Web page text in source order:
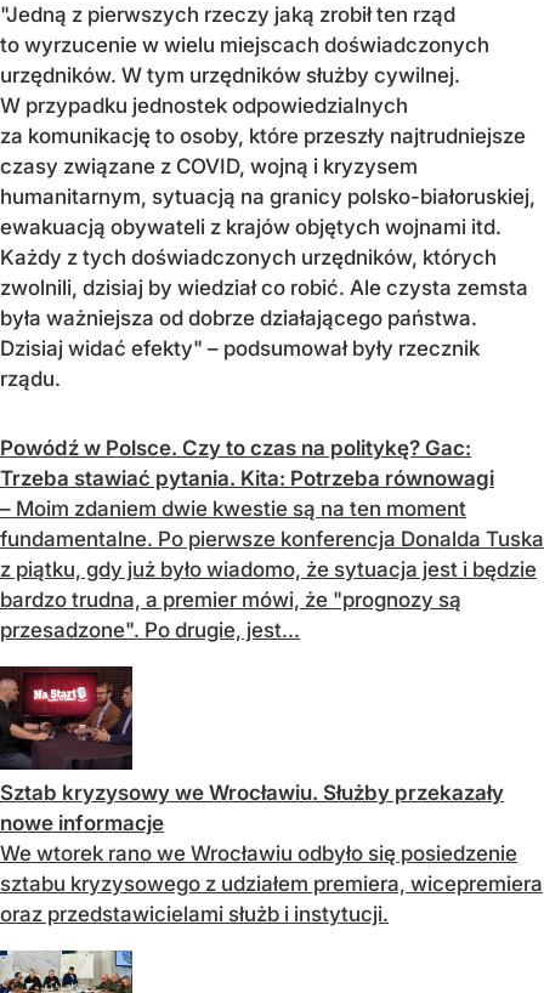
"Jedną z pierwszych rzeczy jaką zrobił ten rząd
to wyrzucenie w wielu miejscach doświadczonych
urzędników. W tym urzędników służby cywilnej.
W przypadku jednostek odpowiedzialnych
za komunikację to osoby, które przeszły najtrudniejsze
czasy związane z COVID, wojną i kryzysem
humanitarnym, sytuacją na granicy polsko-białoruskiej,
ewakuacją obywateli z krajów objętych wojnami itd.
Każdy z tych doświadczonych urzędników, których
zwolnili, dzisiaj by wiedział co robić. Ale czysta zemsta
była ważniejsza od dobrze działającego państwa.
Dzisiaj widać efekty" – podsumował były rzecznik
rządu.
Powódź w Polsce. Czy to czas na politykę? Gac:
Trzeba stawiać pytania. Kita: Potrzeba równowagi
– Moim zdaniem dwie kwestie są na ten moment
fundamentalne. Po pierwsze konferencja Donalda Tuska
z piątku, gdy już było wiadomo, że sytuacja jest i będzie
bardzo trudna, a premier mówi, że "prognozy są
przesadzone". Po drugie, jest...
Sztab kryzysowy we Wrocławiu. Służby przekazały
nowe informacje
We wtorek rano we Wrocławiu odbyło się posiedzenie
sztabu kryzysowego z udziałem premiera, wicepremiera
oraz przedstawicielami służb i instytucji.